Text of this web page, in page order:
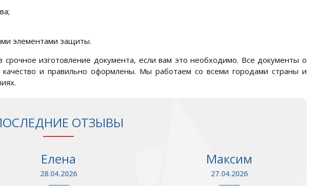
элементами защиты.
срочное изготовление документа, если вам это необходимо. Все документы о
и правильно оформлены. Мы работаем со всеми городами страны и
ОТЗЫВЫ
Елена
28.04.2026
Максим
27.04.2026